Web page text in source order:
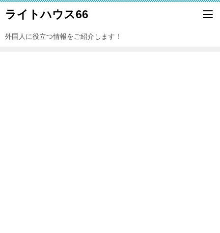
ライトハウス66
外国人に役立つ情報をご紹介します！